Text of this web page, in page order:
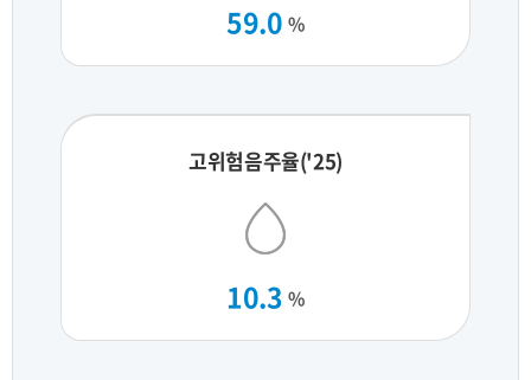
59.0 %
고위험음주율('25)
10.3 %